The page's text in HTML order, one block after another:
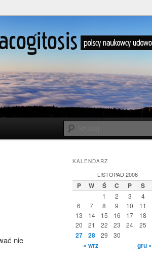
nie
KALENDARZ
LISTOPAD 2006
P W Ś C P S
1 2 3 4
6
7 8 9 10 11
13
14 15 16 17 18
20
21 22 23 24 25
27
28 29 30
« wrz gru »